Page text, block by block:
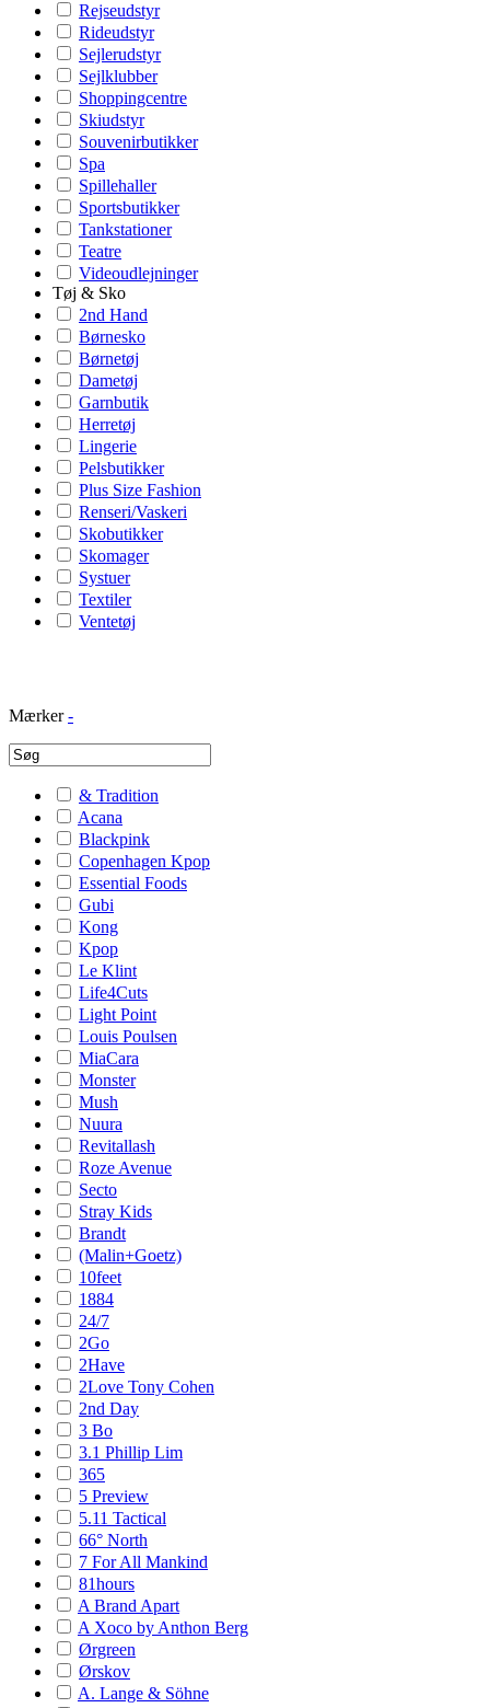
Rejseudstyr
Rideudstyr
Sejlerudstyr
Sejlklubber
Shoppingcentre
Skiudstyr
Souvenirbutikker
Spa
Spillehaller
Sportsbutikker
Tankstationer
Teatre
Videoudlejninger
Tøj & Sko
2nd Hand
Børnesko
Børnetøj
Dametøj
Garnbutik
Herretøj
Lingerie
Pelsbutikker
Plus Size Fashion
Renseri/Vaskeri
Skobutikker
Skomager
Systuer
Textiler
Ventetøj
Mærker -
& Tradition
Acana
Blackpink
Copenhagen Kpop
Essential Foods
Gubi
Kong
Kpop
Le Klint
Life4Cuts
Light Point
Louis Poulsen
MiaCara
Monster
Mush
Nuura
Revitallash
Roze Avenue
Secto
Stray Kids
Brandt
(Malin+Goetz)
10feet
1884
24/7
2Go
2Have
2Love Tony Cohen
2nd Day
3 Bo
3.1 Phillip Lim
365
5 Preview
5.11 Tactical
66° North
7 For All Mankind
81hours
A Brand Apart
A Xoco by Anthon Berg
Ørgreen
Ørskov
A. Lange & Söhne